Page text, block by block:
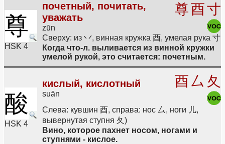
尊
HSK 4
почетный, почитать,
уважать
zūn
尊酉寸
Сверху: из 丷, винная кружка 酉, умелая рука 寸
Когда что-л. выливается из винной кружки
умелой рукой, это считается: почетным.
酸
HSK 4
кислый, кислотный
suān
酉厶 夂
Слева: кувшин 酉, справа: нос 厶, ноги 儿,
вывернутая ступня 夂)
Вино, которое пахнет носом, ногами и
ступнями - кислое.